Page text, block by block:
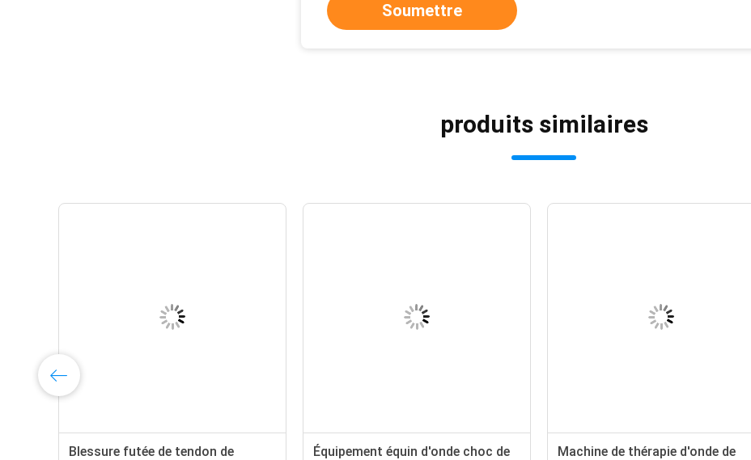
Soumettre
produits similaires
Blessure futée de tendon de
Équipement équin d'onde choc de
Machine de thérapie d'onde de